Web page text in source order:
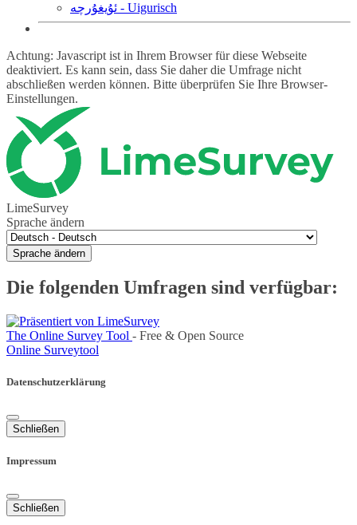
ئۇيغۇرچە - Uigurisch
Achtung: Javascript ist in Ihrem Browser für diese Webseite
deaktiviert. Es kann sein, dass Sie daher die Umfrage nicht
abschließen werden können. Bitte überprüfen Sie Ihre Browser-
Einstellungen.
LimeSurvey
Sprache ändern
Sprache ändern
Die folgenden Umfragen sind verfügbar:
The Online Survey Tool - Free & Open Source
Online Surveytool
Datenschutzerklärung
Schließen
Impressum
Schließen